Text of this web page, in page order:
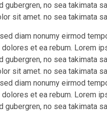
gubergren, no sea takimata
sit amet. no sea takimata
diam nonumy eirmod
et ea rebum. Lorem
gubergren, no sea takimata
sit amet. no sea takimata
diam nonumy eirmod
et ea rebum. Lorem
gubergren, no sea takimata